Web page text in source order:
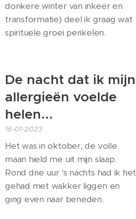
donkere winter van inkeer en
transformatie) deel ik graag wat
spirituele groei perikelen.
De nacht dat ik mijn
allergieën voelde
helen...
16-01-2023
Het was in oktober, de volle
maan hield me uit mijn slaap.
Rond drie uur 's nachts had ik het
gehad met wakker liggen en
ging even naar beneden.